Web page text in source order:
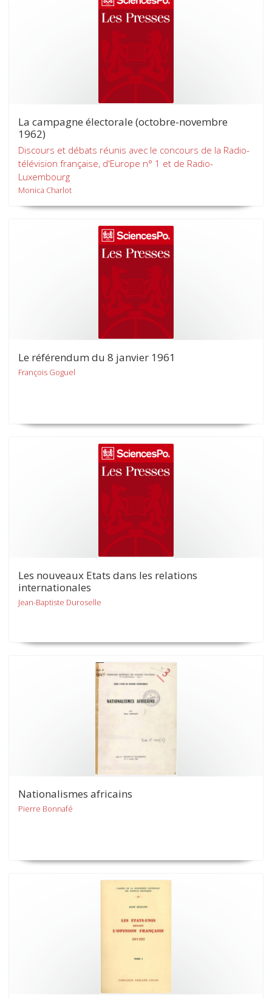
La campagne électorale (octobre-novembre
1962)
Discours et débats réunis avec le concours de la Radio-
télévision française, d'Europe n° 1 et de Radio-
Luxembourg
Monica Charlot
Le référendum du 8 janvier 1961
François Goguel
Les nouveaux Etats dans les relations
internationales
Jean-Baptiste Duroselle
Nationalismes africains
Pierre Bonnafé